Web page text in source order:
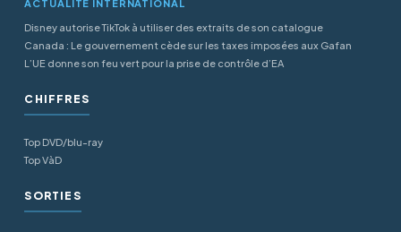
ACTUALITÉ INTERNATIONAL
Disney autorise TikTok à utiliser des extraits de son catalogue
Canada : Le gouvernement cède sur les taxes imposées aux Gafan
L’UE donne son feu vert pour la prise de contrôle d’EA
CHIFFRES
Top DVD/blu-ray
Top VàD
SORTIES